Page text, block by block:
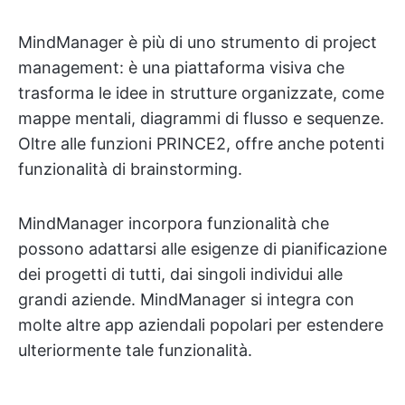
MindManager è più di uno strumento di project
management: è una piattaforma visiva che
trasforma le idee in strutture organizzate, come
mappe mentali, diagrammi di flusso e sequenze.
Oltre alle funzioni PRINCE2, offre anche potenti
funzionalità di brainstorming.
MindManager incorpora funzionalità che
possono adattarsi alle esigenze di pianificazione
dei progetti di tutti, dai singoli individui alle
grandi aziende. MindManager si integra con
molte altre app aziendali popolari per estendere
ulteriormente tale funzionalità.